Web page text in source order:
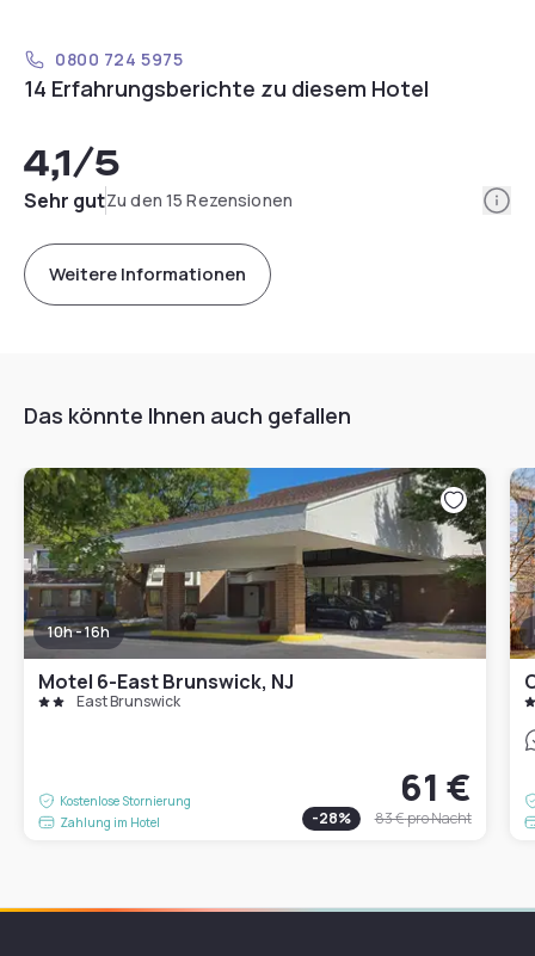
0800 724 5975
14 Erfahrungsberichte zu diesem Hotel
4,1/5
Sehr gutZu den 15 Rezensionen
Weitere Informationen
Das könnte Ihnen auch gefallen
10h - 16h
Motel 6-East Brunswick, NJ
East Brunswick
Kostenlose Stornierung
Zahlung im Hotel
61 €
-28% 83 €pro Nacht